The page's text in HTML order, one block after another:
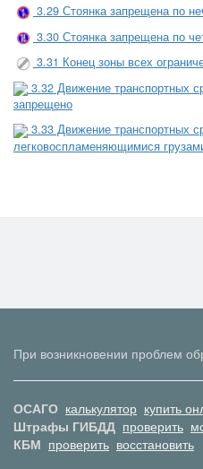
3.29 Стоянка запрещена по
3.30 Стоянка запрещена по
3.31 Конец зоны всех
3.32 Движение транспортных
запрещено
3.33 Движение транспортных
легковоспламеняющимися
При возникновении проблем
ОСАГО калькулятор купить
Штрафы ГИБДД проверить
КБМ проверить восстановить